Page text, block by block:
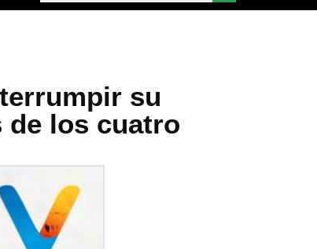
su
de los cuatro